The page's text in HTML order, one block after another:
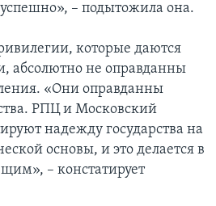
– подытожила она.
которые даются
абсолютно не оправданны
«Они оправданны
РПЦ и Московский
надежду государства на
основы, и это делается в
– констатирует